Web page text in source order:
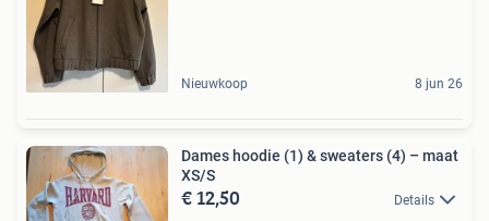
Nieuwkoop 8 jun 26
Dames hoodie (1) & sweaters (4) – maat
XS/S
€ 12,50 Details